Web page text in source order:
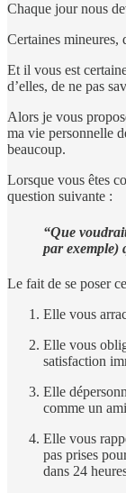
Chaque jour nous
Certaines mineures,
Et il vous est
d’elles, de ne pas
Alors je vous
ma vie personnelle
beaucoup.
Lorsque vous êtes
question suivante :
“Que
par exemple)
Le fait de se poser
Elle vous
Elle vous
satisfaction
Elle
comme un
Elle vous
pas prises
dans 24